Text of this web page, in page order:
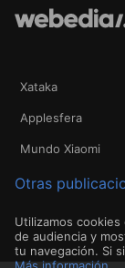
Xataka
Applesfera
Mundo Xiaomi
Otras
Utilizamos
de audiencia y
tu navegación. Si